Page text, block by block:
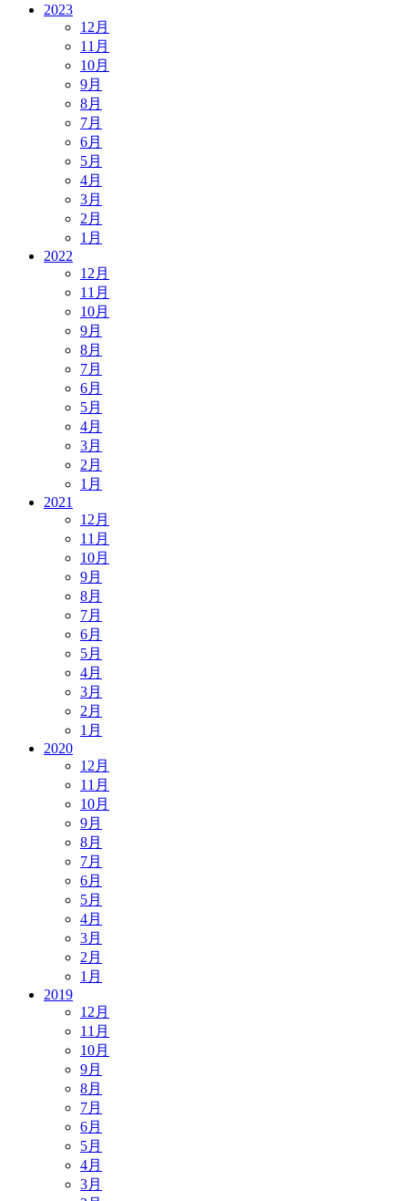
2023
12月
11月
10月
9月
8月
7月
6月
5月
4月
3月
2月
1月
2022
12月
11月
10月
9月
8月
7月
6月
5月
4月
3月
2月
1月
2021
12月
11月
10月
9月
8月
7月
6月
5月
4月
3月
2月
1月
2020
12月
11月
10月
9月
8月
7月
6月
5月
4月
3月
2月
1月
2019
12月
11月
10月
9月
8月
7月
6月
5月
4月
3月